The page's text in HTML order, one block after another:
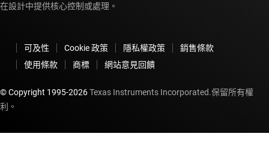
在設計中提供核心控制或處理。
可及性 Cookie 政策 隱私權政策
銷售條款
使用條款
商標 網站意見回饋
© Copyright 1995-2026Texas Instruments Incorporated.保留所有權
利。